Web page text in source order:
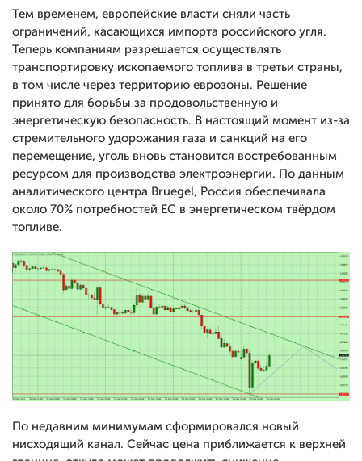
Тем временем, европейские власти сняли часть
ограничений, касающихся импорта российского угля.
Теперь компаниям разрешается осуществлять
транспортировку ископаемого топлива в третьи страны,
в том числе через территорию еврозоны. Решение
принято для борьбы за продовольственную и
энергетическую безопасность. В настоящий момент из-за
стремительного удорожания газа и санкций на его
перемещение, уголь вновь становится востребованным
ресурсом для производства электроэнергии. По данным
аналитического центра Bruegel, Россия обеспечивала
около 70% потребностей ЕС в энергетическом твёрдом
топливе.
По недавним минимумам сформировался новый
нисходящий канал. Сейчас цена приближается к верхней